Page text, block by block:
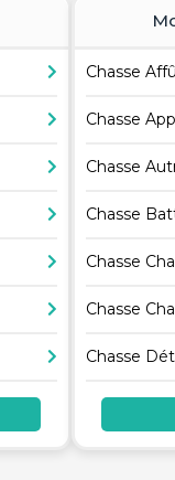
Chasse
Chasse
Chasse
Chasse
Chasse
Chasse
Chasse